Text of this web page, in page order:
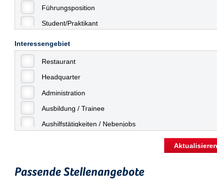
Düsseldorf
Erfurt
Essen
Frankfurt
Frankfurt am Main
Freiburg
Fulda
Göppingen
Hamburg
Führungsposition
Student/Praktikant
Interessengebiet
Restaurant
Headquarter
Administration
Ausbildung / Trainee
Aushilfstätigkeiten / Nebenjobs
Sonstiges
Passende Stellenangebote